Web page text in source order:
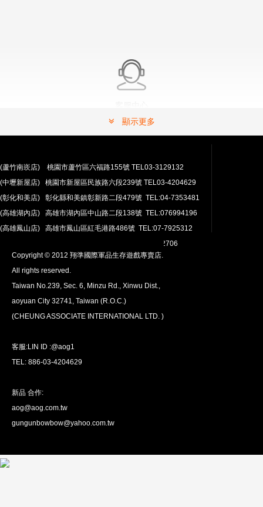
有問題嗎？ 可以連絡我們。
常見問題解答請按這裡.
安心購買
我們將運送至全球
顯示更多
(蘆竹南崁店) 桃園市蘆竹區六福路155號 TEL03-3129132
(中壢新屋店) 桃園市新屋區民族路六段239號 TEL03-4204629
(彰化和美店) 彰化縣和美鎮彰新路二段479號 TEL:04-7353481
(高雄湖內店) 高雄市湖內區中山路二段138號 TEL:076994196
(高雄鳳山店) 高雄市鳳山區紅毛港路486號 TEL:07-7925312
翔準網路部門:TEL 03-4202763 03-4202706
Copyright © 2012 翔準國際軍品生存遊戲專賣店.
All rights reserved.
Taiwan No.239, Sec. 6, Minzu Rd., Xinwu Dist.,
aoyuan City 32741, Taiwan (R.O.C.)
(CHEUNG ASSOCIATE INTERNATIONAL LTD. )
客服:LIN ID :@aog1
TEL: 886-03-4204629
新品 合作:
aog@aog.com.tw
gungunbowbow@yahoo.com.tw